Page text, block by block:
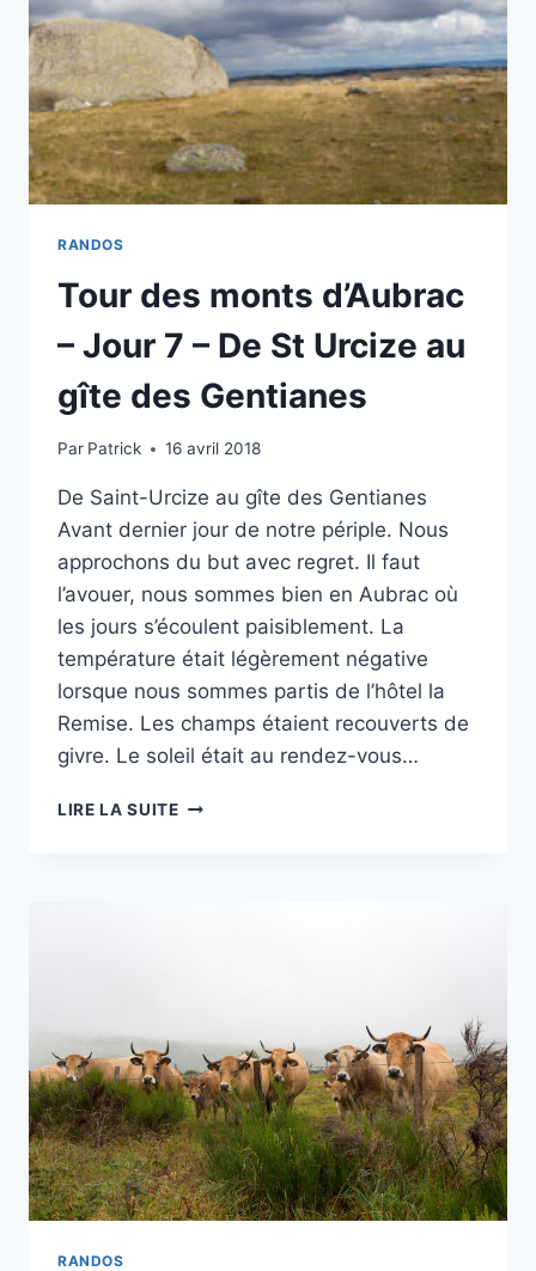
GÎTE
DES
GENTIANES
AUMONT
AUBRAC
RANDOS
Tour des monts d’Aubrac
– Jour 7 – De St Urcize au
gîte des Gentianes
Par Patrick 16 avril 2018
De Saint-Urcize au gîte des Gentianes
Avant dernier jour de notre périple. Nous
approchons du but avec regret. Il faut
l’avouer, nous sommes bien en Aubrac où
les jours s’écoulent paisiblement. La
température était légèrement négative
lorsque nous sommes partis de l’hôtel la
Remise. Les champs étaient recouverts de
givre. Le soleil était au rendez-vous…
LIRE LA SUITETOUR
URCIZE
AU
GÎTE
DES
GENTIANES
RANDOS